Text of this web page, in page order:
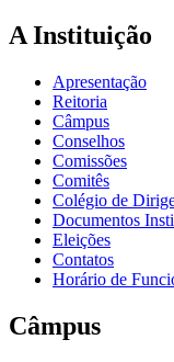
A Instituição
Apresentação
Reitoria
Câmpus
Conselhos
Comissões
Comitês
Colégio de
Documentos
Eleições
Contatos
Horário de
Câmpus